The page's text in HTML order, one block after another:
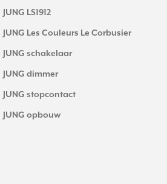
JUNG LS1912
JUNG Les Couleurs Le Corbusier
JUNG schakelaar
JUNG dimmer
JUNG stopcontact
JUNG opbouw